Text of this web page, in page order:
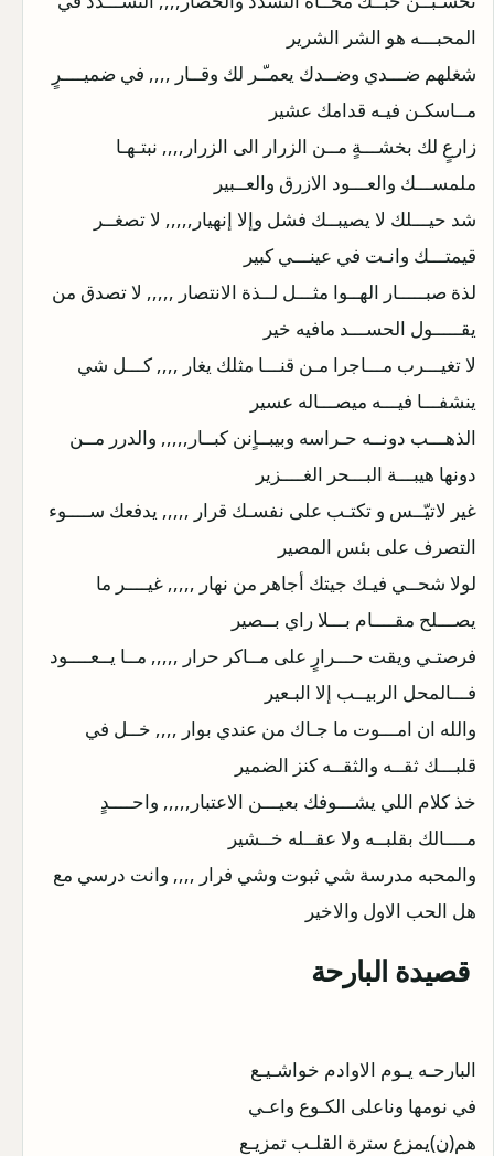
المحبـــه هو الشر الشرير
شغلهم ضـــدي وضــدك يعمـّـر لك وقــار ,,,, في ضميــــرٍ
مــاسكـن فيـه قدامك عشير
زارعٍ لك بخشـــةٍ مــن الزرار الى الزرار,,,, نبتـهـا
ملمســـك والعـــود الازرق والعــبير
شد حيـــلك لا يصيبــك فشل وإلا إنهيار,,,,, لا تصغــر
قيمتـــك وانـت في عينـــي كبير
لذة صبـــــار الهــوا مثـــل لــذة الانتصار ,,,,, لا تصدق من
يقـــــول الحســـد مافيه خير
لا تغيـــرب مـــاجرا مـن قنـــا مثلك يغار ,,,, كـــل شي
ينشفـــا فيـــه ميصـــاله عسير
الذهـــب دونــه حـراسه وبيبــاٍنن كبــار,,,,, والدرر مــن
دونها هيبـــة البـــحر الغــــزير
غير لاتيّــس و تكتـب على نفسـك قرار ,,,,, يدفعك ســــوء
التصرف على بئس المصير
لولا شحــي فيـك جيتك أجاهر من نهار ,,,,, غيــــر ما
يصـــلح مقــــام بـــلا راي بــصير
فرصتـي ويقت حـــرارٍ على مــاكر حرار ,,,,, مــا يــعــــود
فـــالمحل الربيــب إلا البـعير
والله ان امـــوت ما جـاك من عندي بوار ,,,, خــل في
قلبـــك ثقــه والثقــه كنز الضمير
خذ كلام اللي يشـــوفك بعيـــن الاعتبار,,,,, واحــــدٍ
مــــالك بقلبــه ولا عقــله خــشير
والمحبه مدرسة شي ثبوت وشي فرار ,,,, وانت درسي مع
هل الحب الاول والاخير
قصيدة البارحة
البارحـه يـوم الاوادم خواشـيـع
في نومها وناعلى الكـوع واعـي
هم(ن)يمزع سترة القلـب تمزيـع